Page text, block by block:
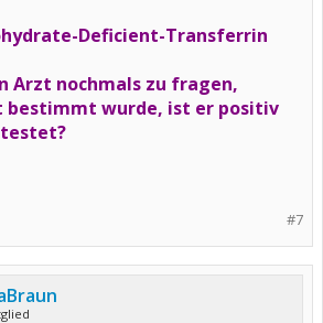
Deficient-Transferrin
Arzt nochmals zu fragen,
bestimmt wurde, ist er positiv
#7